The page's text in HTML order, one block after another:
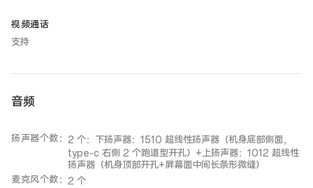
视频通话
支持
音频
扬声器个数： 2 个：下扬声器：1510 超线性扬声器（机身底部侧面，
type-c 右侧 2 个跑道型开孔）+上扬声器：1012 超线性
扬声器（机身顶部开孔+屏幕面中间长条形微缝）
麦克风个数： 2 个